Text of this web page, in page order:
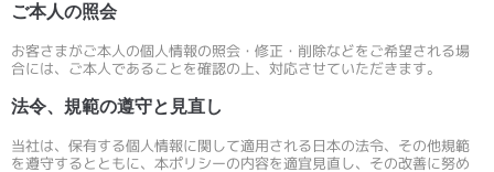
ご本人の照会
お客さまがご本人の個人情報の照会・修正・削除などをご希望される場
合には、ご本人であることを確認の上、対応させていただきます。
法令、規範の遵守と見直し
当社は、保有する個人情報に関して適用される日本の法令、その他規範
を遵守するとともに、本ポリシーの内容を適宜見直し、その改善に努め